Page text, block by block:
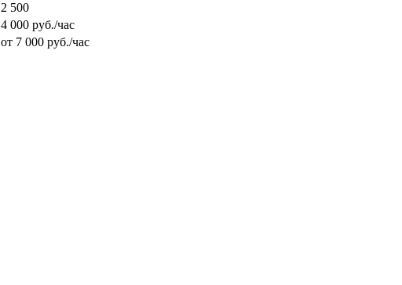
2 500
4 000 руб./час
от 7 000 руб./час